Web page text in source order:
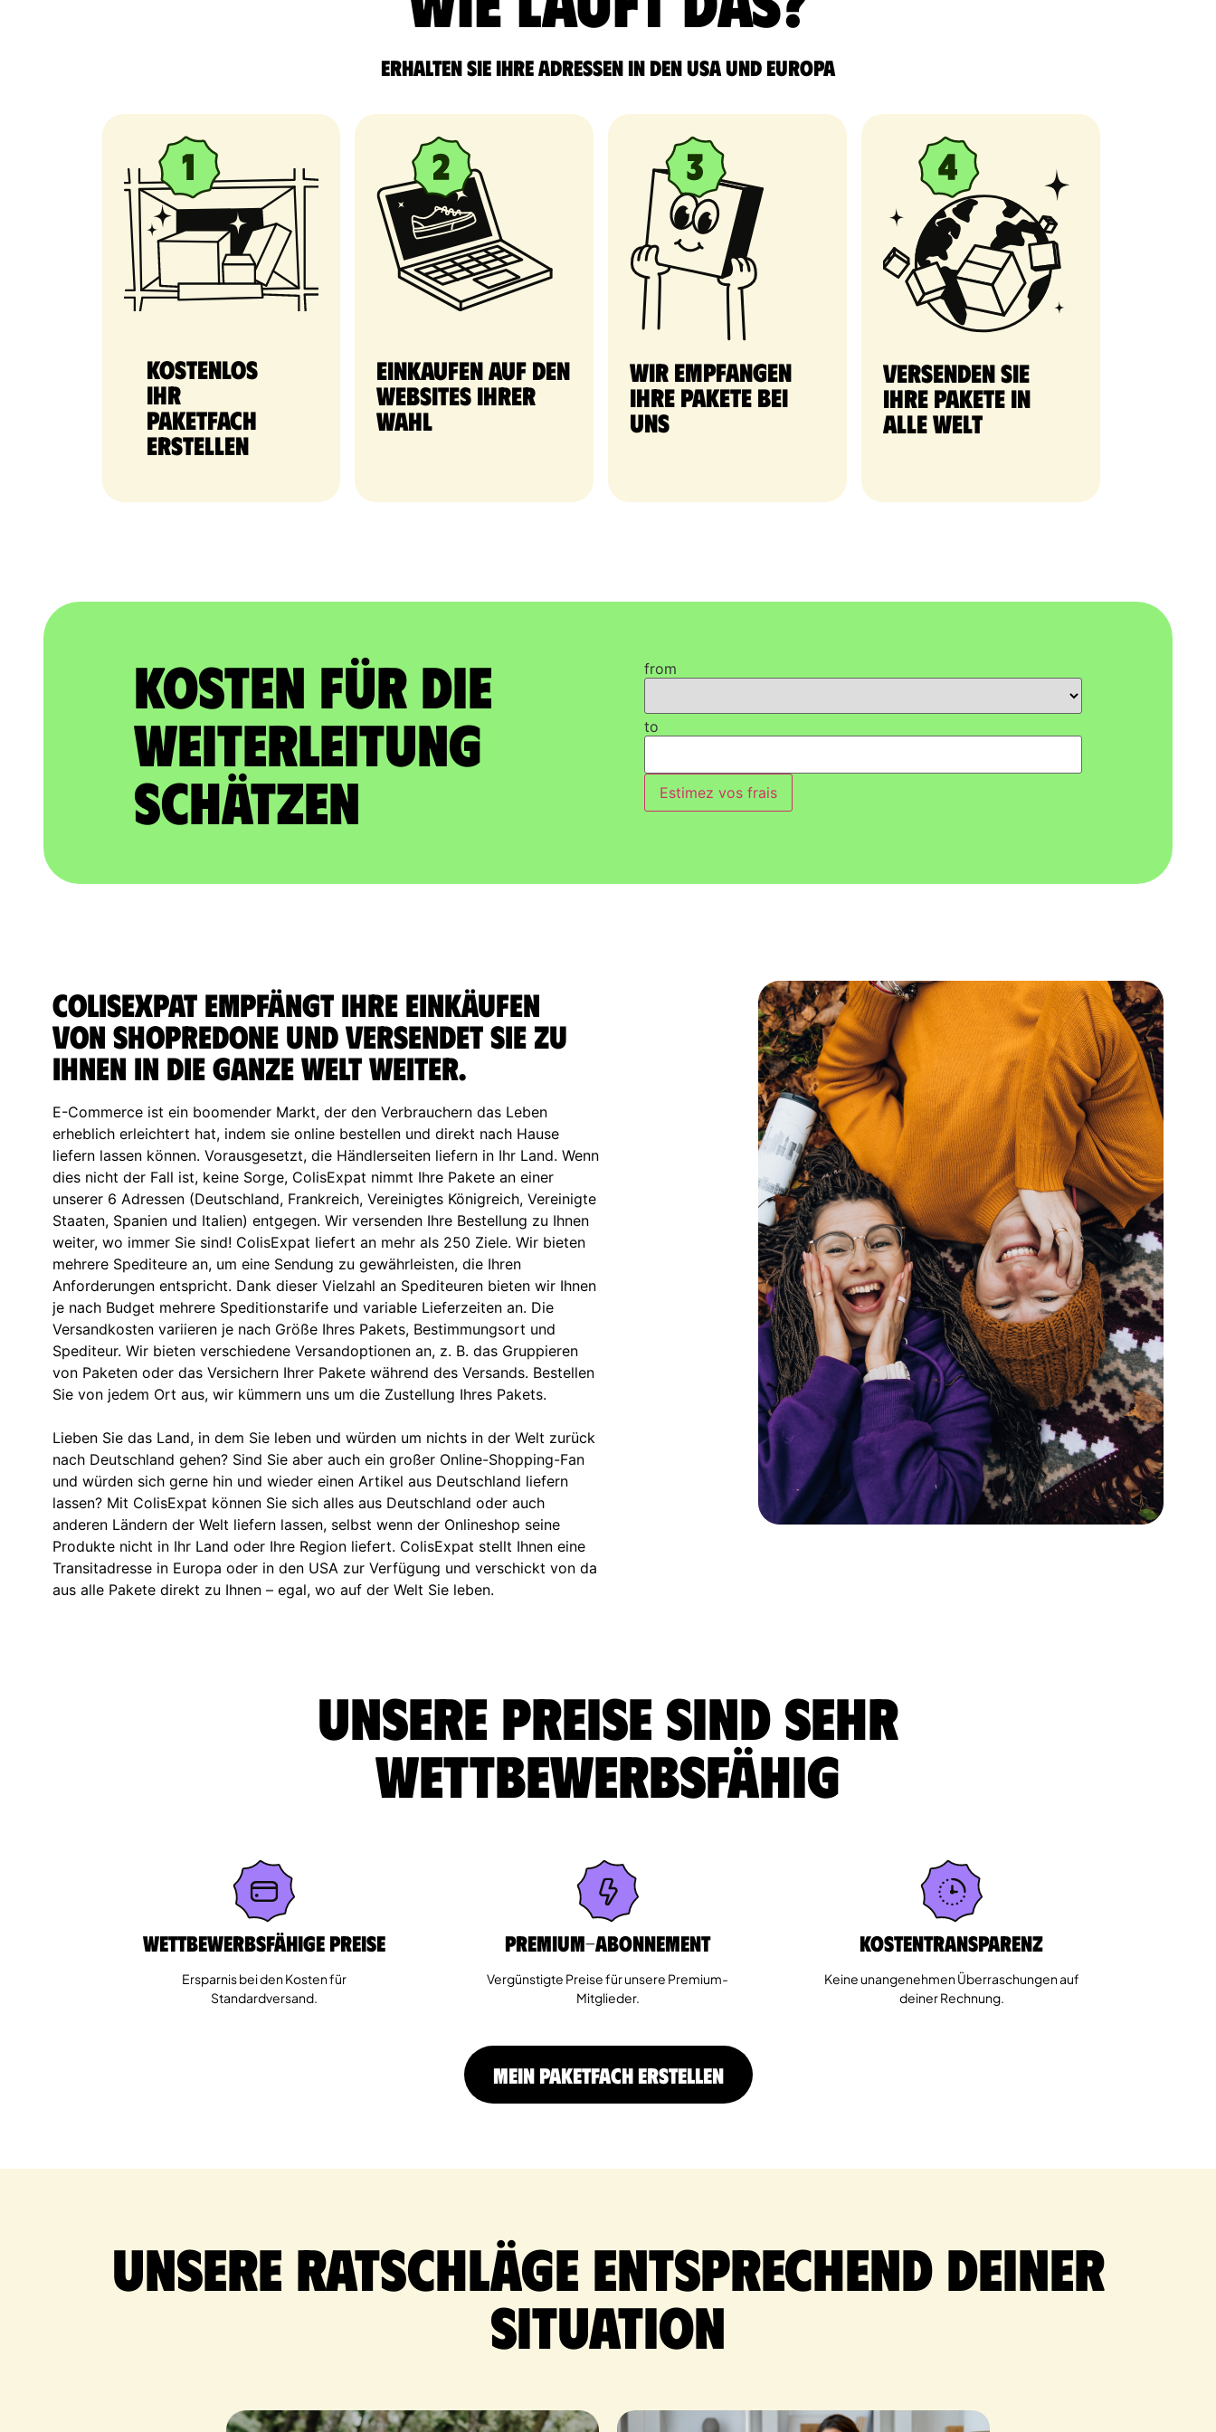
Erhalten Sie Ihre Adressen in den USA und Europa
Kostenlos
Ihr
Paketfach
erstellen
Einkaufen auf den
Websites Ihrer
Wahl
Wir empfangen
Ihre Pakete bei
uns
Versenden Sie
Ihre Pakete in
alle Welt
Kosten für die
Weiterleitung
schätzen
from
to
Estimez vos frais
ColisExpat empfängt Ihre Einkäufen
von Shopredone und versendet sie zu
Ihnen in die ganze Welt weiter.
E-Commerce ist ein boomender Markt, der den Verbrauchern das Leben
erheblich erleichtert hat, indem sie online bestellen und direkt nach Hause
liefern lassen können. Vorausgesetzt, die Händlerseiten liefern in Ihr Land. Wenn
dies nicht der Fall ist, keine Sorge, ColisExpat nimmt Ihre Pakete an einer
unserer 6 Adressen (Deutschland, Frankreich, Vereinigtes Königreich, Vereinigte
Staaten, Spanien und Italien) entgegen. Wir versenden Ihre Bestellung zu Ihnen
weiter, wo immer Sie sind! ColisExpat liefert an mehr als 250 Ziele. Wir bieten
mehrere Spediteure an, um eine Sendung zu gewährleisten, die Ihren
Anforderungen entspricht. Dank dieser Vielzahl an Spediteuren bieten wir Ihnen
je nach Budget mehrere Speditionstarife und variable Lieferzeiten an. Die
Versandkosten variieren je nach Größe Ihres Pakets, Bestimmungsort und
Spediteur. Wir bieten verschiedene Versandoptionen an, z. B. das Gruppieren
von Paketen oder das Versichern Ihrer Pakete während des Versands. Bestellen
Sie von jedem Ort aus, wir kümmern uns um die Zustellung Ihres Pakets.
Lieben Sie das Land, in dem Sie leben und würden um nichts in der Welt zurück
nach Deutschland gehen? Sind Sie aber auch ein großer Online-Shopping-Fan
und würden sich gerne hin und wieder einen Artikel aus Deutschland liefern
lassen? Mit ColisExpat können Sie sich alles aus Deutschland oder auch
anderen Ländern der Welt liefern lassen, selbst wenn der Onlineshop seine
Produkte nicht in Ihr Land oder Ihre Region liefert. ColisExpat stellt Ihnen eine
Transitadresse in Europa oder in den USA zur Verfügung und verschickt von da
aus alle Pakete direkt zu Ihnen – egal, wo auf der Welt Sie leben.
Unsere Preise sind sehr
wettbewerbsfähig
Wettbewerbsfähige Preise
Ersparnis bei den Kosten für
Standardversand.
Premium-Abonnement
Vergünstigte Preise für unsere Premium-
Mitglieder.
Kostentransparenz
Keine unangenehmen Überraschungen auf
deiner Rechnung.
MEIN PAKETFACH ERSTELLEN
Unsere Ratschläge entsprechend deiner
Situation